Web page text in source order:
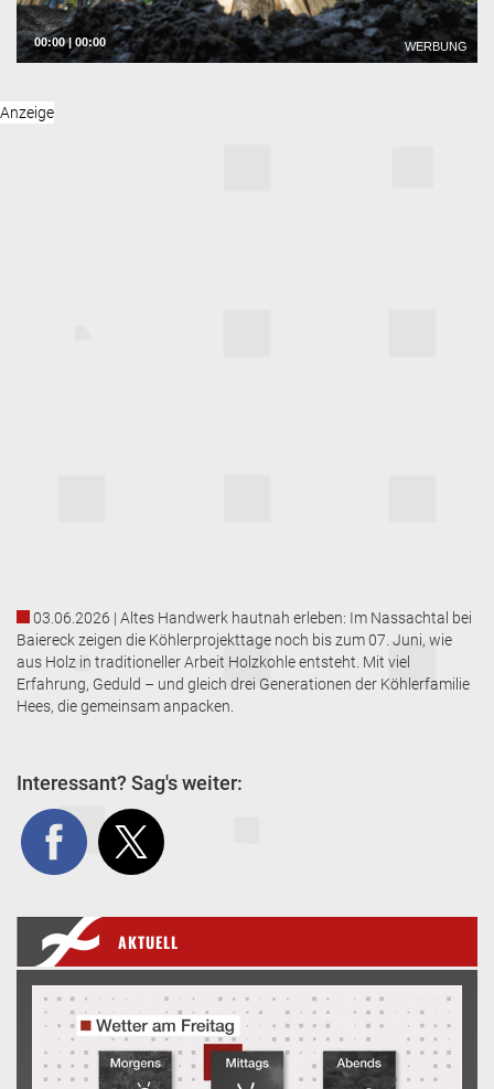
03.06.2026 | Altes Handwerk hautnah erleben: Im Nassachtal bei
Baiereck zeigen die Köhlerprojekttage noch bis zum 07. Juni, wie
aus Holz in traditioneller Arbeit Holzkohle entsteht. Mit viel
Erfahrung, Geduld – und gleich drei Generationen der Köhlerfamilie
Hees, die gemeinsam anpacken.
Interessant? Sag's weiter:
AKTUELL